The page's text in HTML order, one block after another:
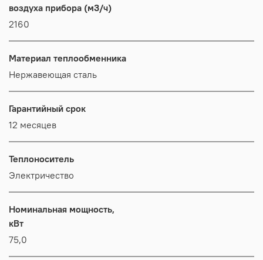
воздуха прибора (м3/ч)
2160
Материал теплообменника
Нержавеющая сталь
Гарантийный срок
12 месяцев
Теплоноситель
Электричество
Номинальная мощность,
кВт
75,0